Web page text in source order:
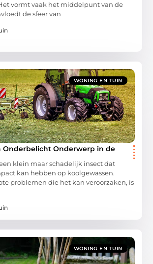
vormt vaak het middelpunt van de
de sfeer van
WONING EN TUIN
Onderbelicht Onderwerp in de
klein maar schadelijk insect dat
kan hebben op koolgewassen.
problemen die het kan veroorzaken, is
WONING EN TUIN